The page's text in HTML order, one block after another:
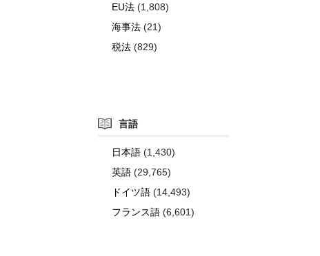
EU法 (1,808)
海事法 (21)
税法 (829)
言語
日本語 (1,430)
英語 (29,765)
ドイツ語 (14,493)
フランス語 (6,601)